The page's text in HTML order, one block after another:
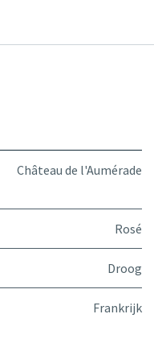
Château de l'Aumérade
Rosé
Droog
Frankrijk